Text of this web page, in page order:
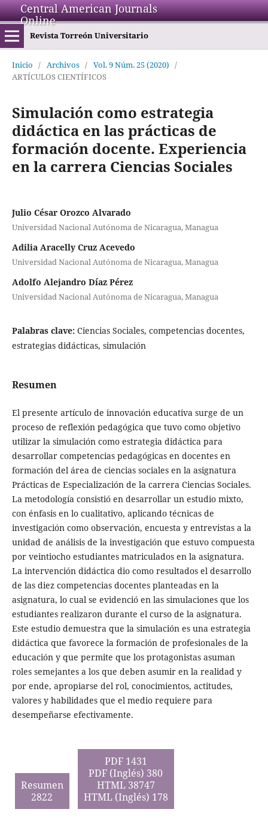
Central American Journals
Online
Revista Torreón Universitario
Inicio / Archivos / Vol. 9 Núm. 25 (2020) /
ARTÍCULOS CIENTÍFICOS
Simulación como estrategia
didáctica en las prácticas de
formación docente. Experiencia
en la carrera Ciencias Sociales
Julio César Orozco Alvarado
Universidad Nacional Autónoma de Nicaragua, Managua
Adilia Aracelly Cruz Acevedo
Universidad Nacional Autónoma de Nicaragua, Managua
Adolfo Alejandro Díaz Pérez
Universidad Nacional Autónoma de Nicaragua, Managua
Palabras clave: Ciencias Sociales, competencias docentes,
estrategias didácticas, simulación
Resumen
El presente artículo de innovación educativa surge de un
proceso de reflexión pedagógica que tuvo como objetivo
utilizar la simulación como estrategia didáctica para
desarrollar competencias pedagógicas en docentes en
formación del área de ciencias sociales en la asignatura
Prácticas de Especialización de la carrera Ciencias Sociales.
La metodología consistió en desarrollar un estudio mixto,
con énfasis en lo cualitativo, aplicando técnicas de
investigación como observación, encuesta y entrevistas a la
unidad de análisis de la investigación que estuvo compuesta
por veintiocho estudiantes matriculados en la asignatura.
La intervención didáctica dio como resultados el desarrollo
de las diez competencias docentes planteadas en la
asignatura, lo cual se evidenció en las simulaciones que los
estudiantes realizaron durante el curso de la asignatura.
Este estudio demuestra que la simulación es una estrategia
didáctica que favorece la formación de profesionales de la
educación y que permite que los protagonistas asuman
roles semejantes a los que deben asumir en la realidad y
por ende, apropiarse del rol, conocimientos, actitudes,
valores y habilidades que el medio requiere para
desempeñarse efectivamente.
Resumen
2822
PDF 1431
PDF (Inglés) 380
HTML 38747
HTML (Inglés) 178